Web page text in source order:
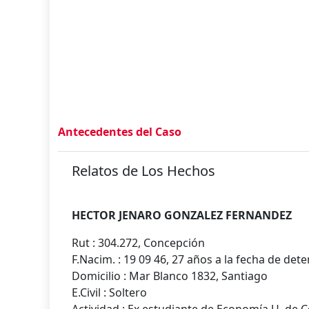
Antecedentes del Caso
Relatos de Los Hechos
HECTOR JENARO GONZALEZ FERNANDEZ
Rut : 304.272, Concepción
F.Nacim. : 19 09 46, 27 años a la fecha de
Domicilio : Mar Blanco 1832, Santiago
E.Civil : Soltero